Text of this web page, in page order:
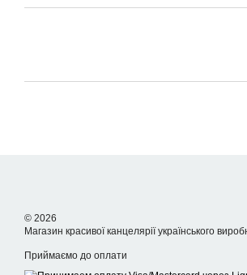
© 2026
Магазин красивої канцелярії українського
Приймаємо до оплати